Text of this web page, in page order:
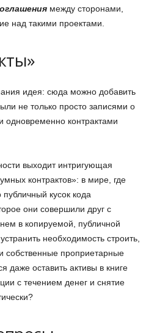
между сторонами,
над такими проектами.
идея: сюда можно добавить
не только просто записями о
одновременно контрактами
выходит интригующая
контрактов»: в мире, где
кусок кода
они совершили друг с
в копируемой, публичной
необходимость строить,
собственные проприетарные
даже оставить активы в книге
с течением денег и снятие